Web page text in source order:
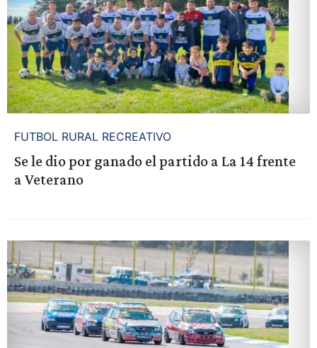
FUTBOL RURAL RECREATIVO
Se le dio por ganado el partido a La 14 frente
a Veterano